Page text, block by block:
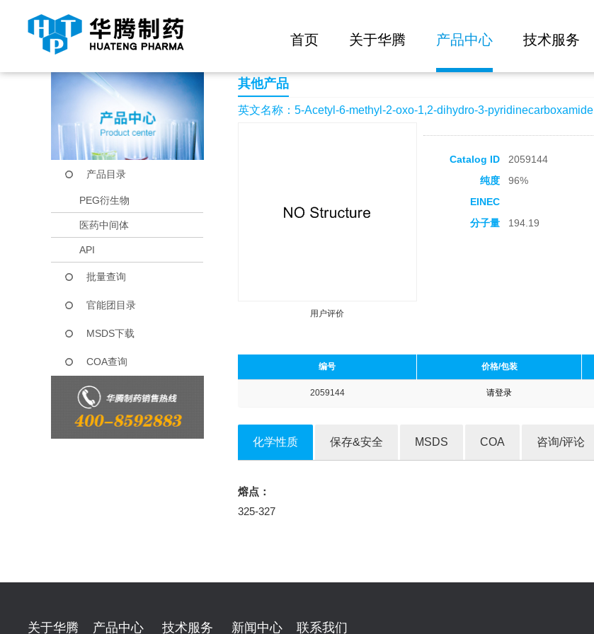
首页 关于华腾 产品中心 技术服务
当前位置： 首页 产品中心 5-Acetyl-6-methyl-2-oxo-1,2-dihydro-3-pyridinecarboxamide
产品目录
PEG衍生物
医药中间体
API
批量查询
官能团目录
MSDS下载
COA查询
其他产品
英文名称：5-Acetyl-6-methyl-2-oxo-1,2-dihydro-3-pyridinecarboxamide
用户评价
Catalog ID 2059144
纯度
96%
EINEC
分子量 194.19
编号 价格/包装
2059144 请登录
化学性质 保存&安全 MSDS COA 咨询/评论
熔点：
325-327
关于华腾 产品中心 技术服务 新闻中心 联系我们